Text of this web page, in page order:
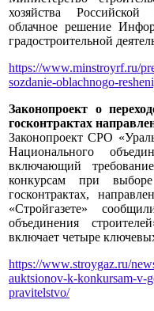
хозяйства
облачное решение
градостроительной
https://www.minstroyrf.ru/
sozdanie-oblachnogo-
Законопроект о
госконтрактах
Законопроект СРО
Национального
включающий
конкурсам при
госконтрактах,
«Стройгазете»
объединения
включает четыре
https://www.stroygaz.ru/
auktsionov-k-konkursam-v-
pravitelstvo/